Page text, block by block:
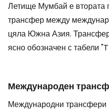
Летище Мумбай е втората
трансфер между
цяла Южна Азия.
ясно обозначен с табели
Международен
Международни трансфери